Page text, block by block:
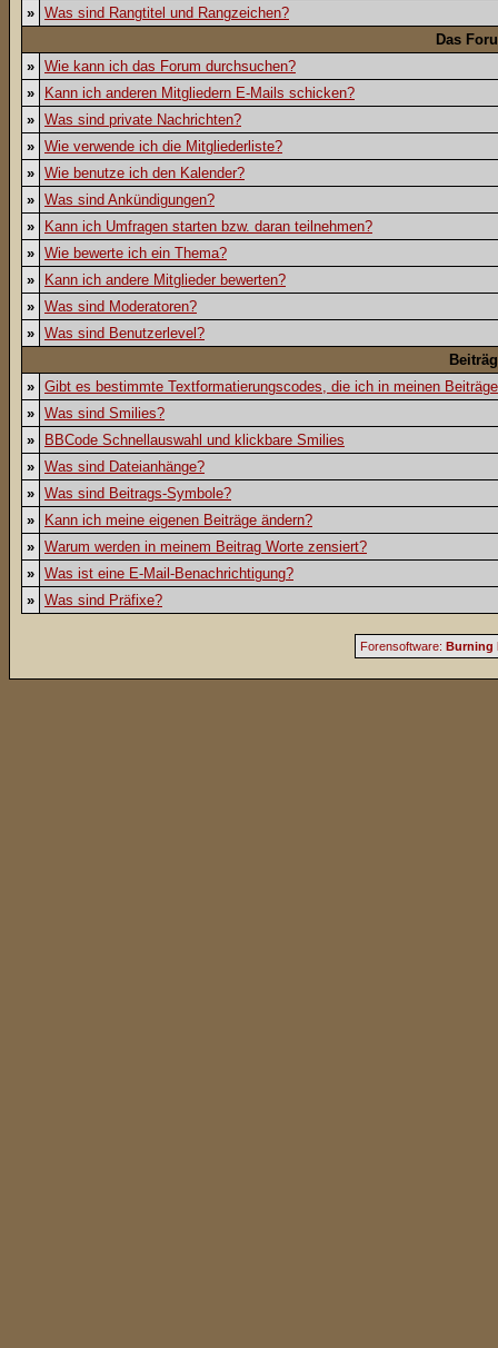
» Was sind Rangtitel und Rangzeichen?
Das
» Wie kann ich das Forum durchsuchen?
»
Kann ich anderen Mitgliedern E-Mails schicken?
» Was sind private Nachrichten?
» Wie verwende ich die Mitgliederliste?
» Wie benutze ich den Kalender?
» Was sind Ankündigungen?
»
Kann ich Umfragen starten bzw. daran teilnehmen?
» Wie bewerte ich ein Thema?
»
Kann ich andere Mitglieder bewerten?
» Was sind Moderatoren?
» Was sind Benutzerlevel?
» Gibt es bestimmte Textformatierungscodes, die ich in meinen
» Was sind Smilies?
»
BBCode Schnellauswahl und klickbare Smilies
» Was sind Dateianhänge?
» Was sind Beitrags-Symbole?
»
Kann ich meine eigenen Beiträge ändern?
» Warum werden in meinem Beitrag Worte zensiert?
» Was ist eine E-Mail-Benachrichtigung?
» Was sind Präfixe?
Forensoftware: Burning